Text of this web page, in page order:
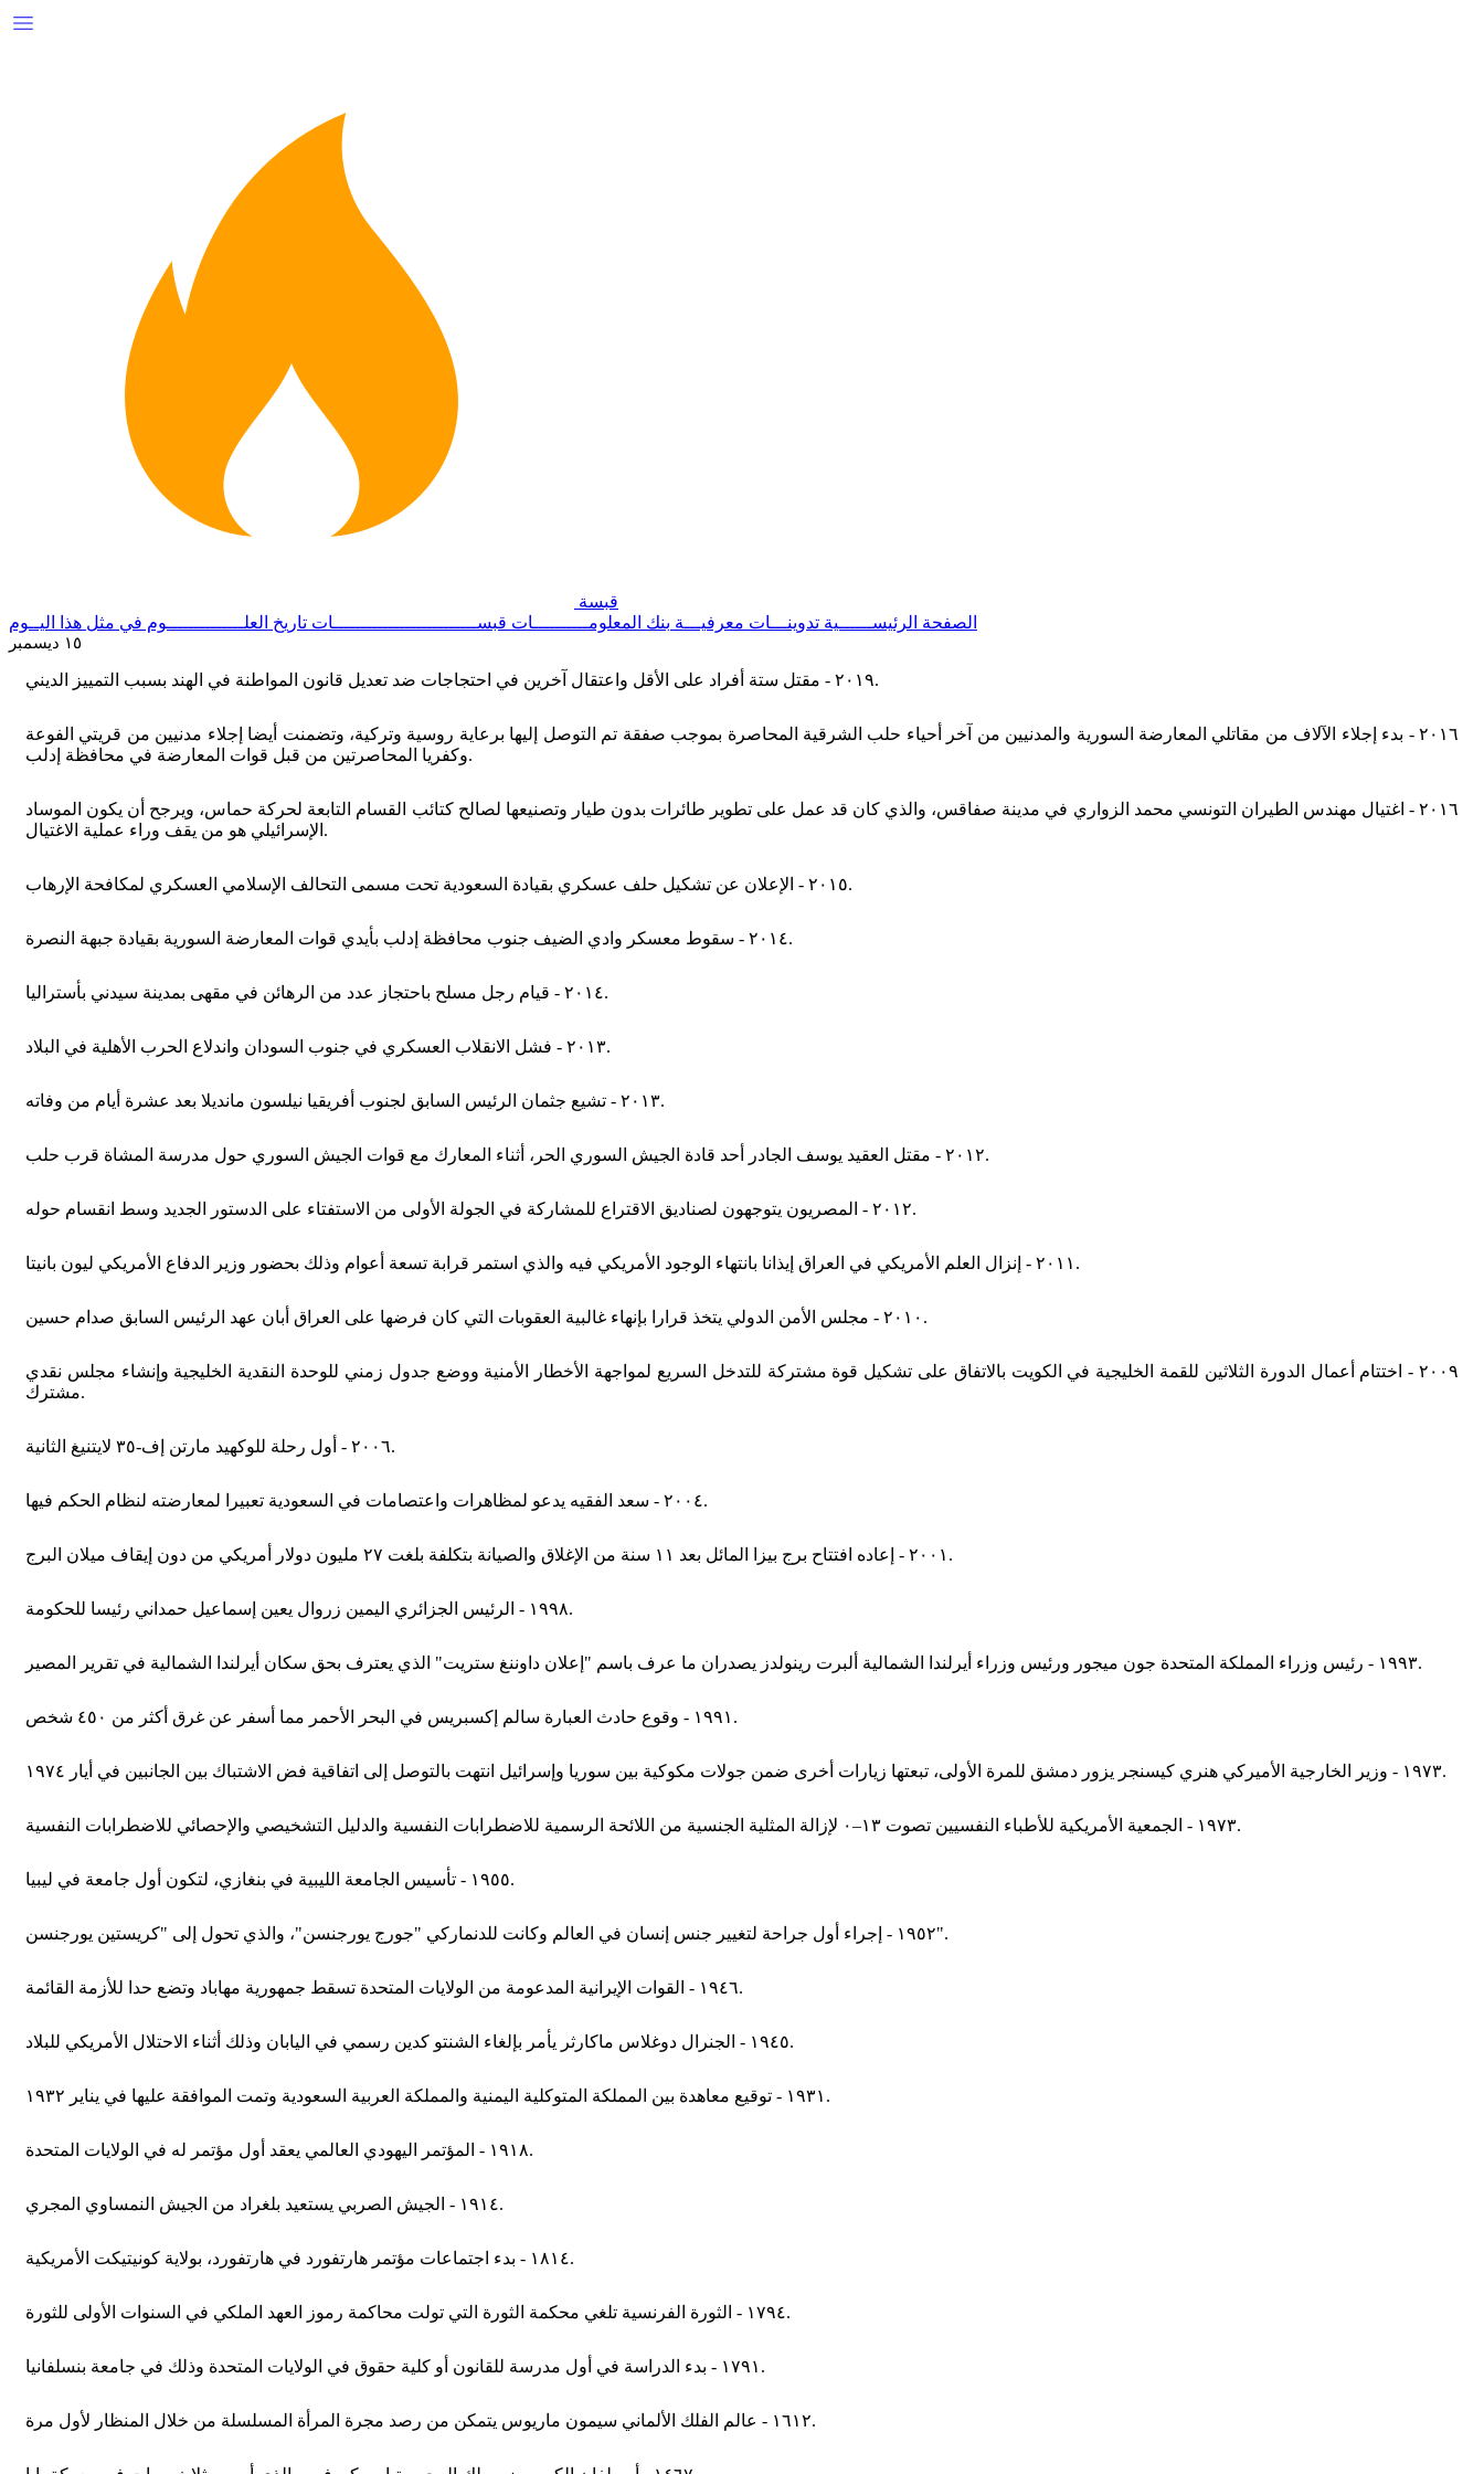
قبسة
الصفحة الرئيســــــية تدوينـــات معرفيـــة بنك المعلومــــــــــات قبســــــــــــــــــــــــــات تاريخ العلــــــــــــــوم في مثل هذا اليــوم
١٥ ديسمبر
٢٠١٩ - مقتل ستة أفراد على الأقل واعتقال آخرين في احتجاجات ضد تعديل قانون المواطنة في الهند بسبب التمييز الديني.
٢٠١٦ - بدء إجلاء الآلاف من مقاتلي المعارضة السورية والمدنيين من آخر أحياء حلب الشرقية المحاصرة بموجب صفقة تم التوصل إليها برعاية روسية وتركية، وتضمنت أيضا إجلاء مدنيين من قريتي الفوعة
وكفريا المحاصرتين من قبل قوات المعارضة في محافظة إدلب.
٢٠١٦ - اغتيال مهندس الطيران التونسي محمد الزواري في مدينة صفاقس، والذي كان قد عمل على تطوير طائرات بدون طيار وتصنيعها لصالح كتائب القسام التابعة لحركة حماس، ويرجح أن يكون الموساد
الإسرائيلي هو من يقف وراء عملية الاغتيال.
٢٠١٥ - الإعلان عن تشكيل حلف عسكري بقيادة السعودية تحت مسمى التحالف الإسلامي العسكري لمكافحة الإرهاب.
٢٠١٤ - سقوط معسكر وادي الضيف جنوب محافظة إدلب بأيدي قوات المعارضة السورية بقيادة جبهة النصرة.
٢٠١٤ - قيام رجل مسلح باحتجاز عدد من الرهائن في مقهى بمدينة سيدني بأستراليا.
٢٠١٣ - فشل الانقلاب العسكري في جنوب السودان واندلاع الحرب الأهلية في البلاد.
٢٠١٣ - تشيع جثمان الرئيس السابق لجنوب أفريقيا نيلسون مانديلا بعد عشرة أيام من وفاته.
٢٠١٢ - مقتل العقيد يوسف الجادر أحد قادة الجيش السوري الحر، أثناء المعارك مع قوات الجيش السوري حول مدرسة المشاة قرب حلب.
٢٠١٢ - المصريون يتوجهون لصناديق الاقتراع للمشاركة في الجولة الأولى من الاستفتاء على الدستور الجديد وسط انقسام حوله.
٢٠١١ - إنزال العلم الأمريكي في العراق إيذانا بانتهاء الوجود الأمريكي فيه والذي استمر قرابة تسعة أعوام وذلك بحضور وزير الدفاع الأمريكي ليون بانيتا.
٢٠١٠ - مجلس الأمن الدولي يتخذ قرارا بإنهاء غالبية العقوبات التي كان فرضها على العراق أبان عهد الرئيس السابق صدام حسين.
٢٠٠٩ - اختتام أعمال الدورة الثلاثين للقمة الخليجية في الكويت بالاتفاق على تشكيل قوة مشتركة للتدخل السريع لمواجهة الأخطار الأمنية ووضع جدول زمني للوحدة النقدية الخليجية وإنشاء مجلس نقدي
مشترك.
٢٠٠٦ - أول رحلة للوكهيد مارتن إف-٣٥ لايتنيغ الثانية.
٢٠٠٤ - سعد الفقيه يدعو لمظاهرات واعتصامات في السعودية تعبيرا لمعارضته لنظام الحكم فيها.
٢٠٠١ - إعاده افتتاح برج بيزا المائل بعد ١١ سنة من الإغلاق والصيانة بتكلفة بلغت ٢٧ مليون دولار أمريكي من دون إيقاف ميلان البرج.
١٩٩٨ - الرئيس الجزائري اليمين زروال يعين إسماعيل حمداني رئيسا للحكومة.
١٩٩٣ - رئيس وزراء المملكة المتحدة جون ميجور ورئيس وزراء أيرلندا الشمالية ألبرت رينولدز يصدران ما عرف باسم "إعلان داوننغ ستريت" الذي يعترف بحق سكان أيرلندا الشمالية في تقرير المصير.
١٩٩١ - وقوع حادث العبارة سالم إكسبريس في البحر الأحمر مما أسفر عن غرق أكثر من ٤٥٠ شخص.
١٩٧٣ - وزير الخارجية الأميركي هنري كيسنجر يزور دمشق للمرة الأولى، تبعتها زيارات أخرى ضمن جولات مكوكية بين سوريا وإسرائيل انتهت بالتوصل إلى اتفاقية فض الاشتباك بين الجانبين في أيار ١٩٧٤.
١٩٧٣ - الجمعية الأمريكية للأطباء النفسيين تصوت ١٣–٠ لإزالة المثلية الجنسية من اللائحة الرسمية للاضطرابات النفسية والدليل التشخيصي والإحصائي للاضطرابات النفسية.
١٩٥٥ - تأسيس الجامعة الليبية في بنغازي، لتكون أول جامعة في ليبيا.
١٩٥٢ - إجراء أول جراحة لتغيير جنس إنسان في العالم وكانت للدنماركي "جورج يورجنسن"، والذي تحول إلى "كريستين يورجنسن".
١٩٤٦ - القوات الإيرانية المدعومة من الولايات المتحدة تسقط جمهورية مهاباد وتضع حدا للأزمة القائمة.
١٩٤٥ - الجنرال دوغلاس ماكارثر يأمر بإلغاء الشنتو كدين رسمي في اليابان وذلك أثناء الاحتلال الأمريكي للبلاد.
١٩٣١ - توقيع معاهدة بين المملكة المتوكلية اليمنية والمملكة العربية السعودية وتمت الموافقة عليها في يناير ١٩٣٢.
١٩١٨ - المؤتمر اليهودي العالمي يعقد أول مؤتمر له في الولايات المتحدة.
١٩١٤ - الجيش الصربي يستعيد بلغراد من الجيش النمساوي المجري.
١٨١٤ - بدء اجتماعات مؤتمر هارتفورد في هارتفورد، بولاية كونيتيكت الأمريكية.
١٧٩٤ - الثورة الفرنسية تلغي محكمة الثورة التي تولت محاكمة رموز العهد الملكي في السنوات الأولى للثورة.
١٧٩١ - بدء الدراسة في أول مدرسة للقانون أو كلية حقوق في الولايات المتحدة وذلك في جامعة بنسلفانيا.
١٦١٢ - عالم الفلك الألماني سيمون ماريوس يتمكن من رصد مجرة المرأة المسلسلة من خلال المنظار لأول مرة.